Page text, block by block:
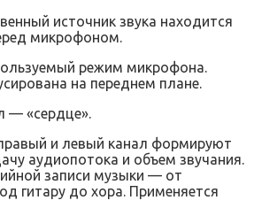
источник звука находится
микрофоном.
режим микрофона.
на переднем плане.
— «сердце».
и левый канал формируют
аудиопотока и объем звучания.
записи музыки — от
гитару до хора. Применяется